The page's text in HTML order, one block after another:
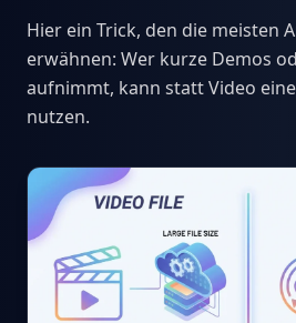
Hier ein Trick, den die meisten
erwähnen: Wer kurze Demos
aufnimmt, kann statt Video
nutzen.